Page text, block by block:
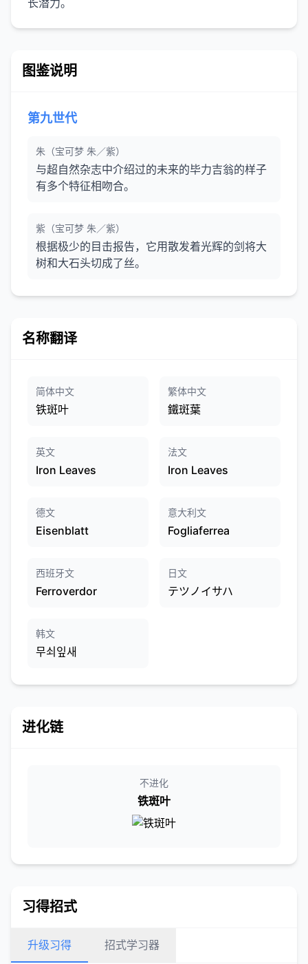
长潜力。
图鉴说明
第九世代
朱（宝可梦 朱／紫）
与超自然杂志中介绍过的未来的毕力吉翁的样子
有多个特征相吻合。
紫（宝可梦 朱／紫）
根据极少的目击报告，它用散发着光辉的剑将大
树和大石头切成了丝。
名称翻译
简体中文
铁斑叶
繁体中文
鐵斑葉
英文
Iron Leaves
法文
Iron Leaves
德文
Eisenblatt
意大利文
Fogliaferrea
西班牙文
Ferroverdor
日文
テツノイサハ
韩文
무쇠잎새
进化链
不进化
铁斑叶
习得招式
升级习得 招式学习器